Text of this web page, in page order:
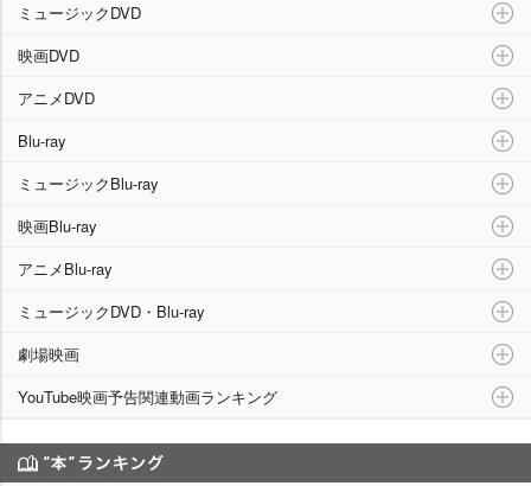
ミュージックDVD
映画DVD
アニメDVD
Blu-ray
ミュージックBlu-ray
映画Blu-ray
アニメBlu-ray
ミュージックDVD・Blu-ray
劇場映画
YouTube映画予告関連動画ランキング